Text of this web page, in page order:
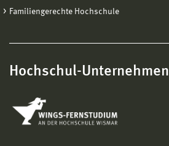
Familiengerechte Hochschule
Hochschul-Unternehmen